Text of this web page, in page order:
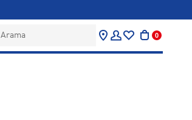
Arama 0